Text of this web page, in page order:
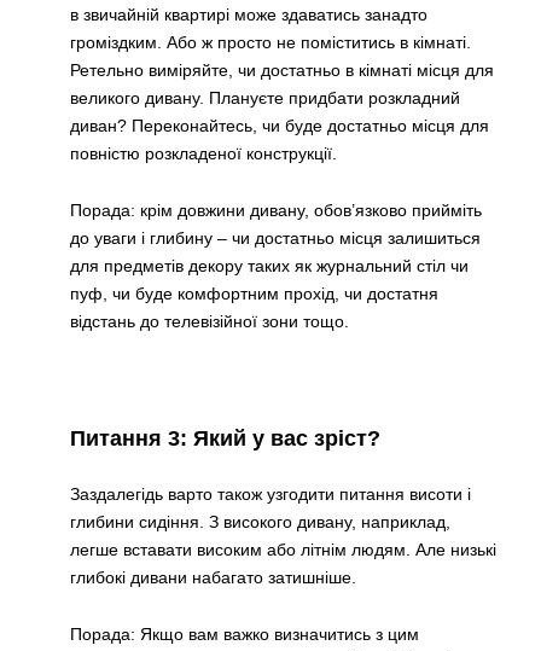
в звичайній квартирі може здаватись занадто
громіздким. Або ж просто не поміститись в кімнаті.
Ретельно виміряйте, чи достатньо в кімнаті місця для
великого дивану. Плануєте придбати розкладний
диван? Переконайтесь, чи буде достатньо місця для
повністю розкладеної конструкції.
Порада: крім довжини дивану, обов’язково прийміть
до уваги і глибину – чи достатньо місця залишиться
для предметів декору таких як журнальний стіл чи
пуф, чи буде комфортним прохід, чи достатня
відстань до телевізійної зони тощо.
Питання 3: Який у вас зріст?
Заздалегідь варто також узгодити питання висоти і
глибини сидіння. З високого дивану, наприклад,
легше вставати високим або літнім людям. Але низькі
глибокі дивани набагато затишніше.
Порада: Якщо вам важко визначитись з цим